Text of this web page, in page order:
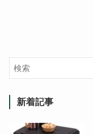
新着記事